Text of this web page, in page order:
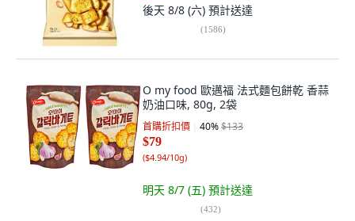
後天 8/8 (六) 預計送達
(1586)
O my food 歐邁福 法式麵包餅乾 香蒜
奶油口味, 80g, 2袋
首購折扣價 40%$133
$79
($4.94/10g)
明天 8/7 (五) 預計送達
(432)